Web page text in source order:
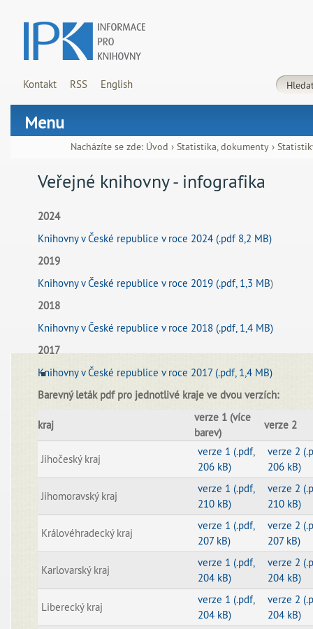
Kontakt RSS English
Menu
Nacházíte se zde: Úvod › Statistika, dokumenty ›
Veřejné knihovny - infografika
2024
Knihovny v České republice v roce 2024 (.pdf 8,2 MB)
2019
Knihovny v České republice v roce 2019 (.pdf, 1,3 MB)
2018
Knihovny v České republice v roce 2018 (.pdf, 1,4 MB)
2017
Knihovny v České republice v roce 2017 (.pdf, 1,4 MB)
Barevný leták pdf pro jednotlivé kraje ve dvou verzích:
kraj
verze 1 (více
barev)
verze 2
Jihočeský kraj
verze 1 (.pdf,
206 kB)
verze 2
206 kB)
Jihomoravský kraj
verze 1 (.pdf,
210 kB)
verze 2
210 kB)
Královéhradecký kraj
verze 1 (.pdf,
207 kB)
verze 2
207 kB)
Karlovarský kraj
verze 1 (.pdf,
204 kB)
verze 2
204 kB)
Liberecký kraj
verze 1 (.pdf,
204 kB)
verze 2
204 kB)